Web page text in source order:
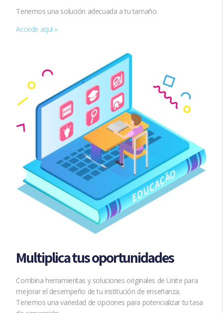
Tenemos una solución adecuada a tu tamaño.
Accede aquí »
Multiplica tus oportunidades
Combina herramientas y soluciones originales de Unite para
mejorar el desempeño de tu institución de enseñanza.
Tenemos una variedad de opciones para potencializar tu tasa